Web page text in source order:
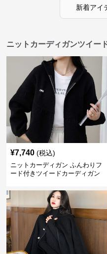
新着アイ
ニットカーディガンツイー
¥7,740 (税込)
ニットカーディガン ふんわりフ
ード付きツイードカーディガン